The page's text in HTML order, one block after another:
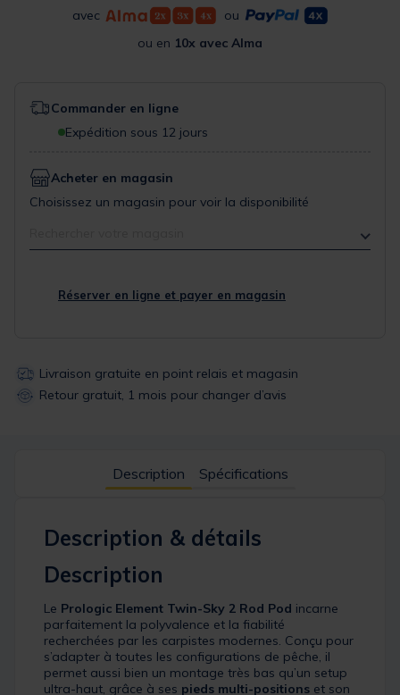
avec
ou
ou en 10x avec Alma
Commander en ligne
Expédition sous 12 jours
Acheter en magasin
Choisissez un magasin pour voir la disponibilité
Réserver en ligne et payer en magasin
Livraison gratuite en point relais et magasin
Retour gratuit, 1 mois pour changer d’avis
Description Spécifications
Description & détails
Description
Le Prologic Element Twin-Sky 2 Rod Pod incarne
parfaitement la polyvalence et la fiabilité
recherchées par les carpistes modernes. Conçu pour
s’adapter à toutes les configurations de pêche, il
permet aussi bien un montage très bas qu’un setup
ultra-haut, grâce à ses pieds multi-positions et son